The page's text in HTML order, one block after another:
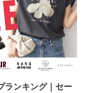
ランキング｜セー